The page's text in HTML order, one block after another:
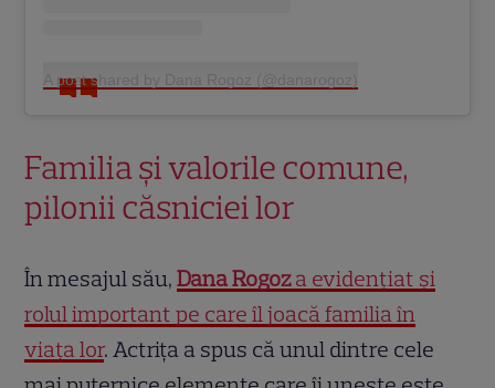
A post shared by Dana Rogoz (@danarogoz)
Familia și valorile comune,
pilonii căsniciei lor
În mesajul său,Dana Rogoza evidențiat și
rolul important pe care îl joacă familia în
viața lor. Actrița a spus că unul dintre cele